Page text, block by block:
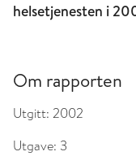
helsetjenesten i
Om rapporten
Utgitt: 2002
Utgave: 3